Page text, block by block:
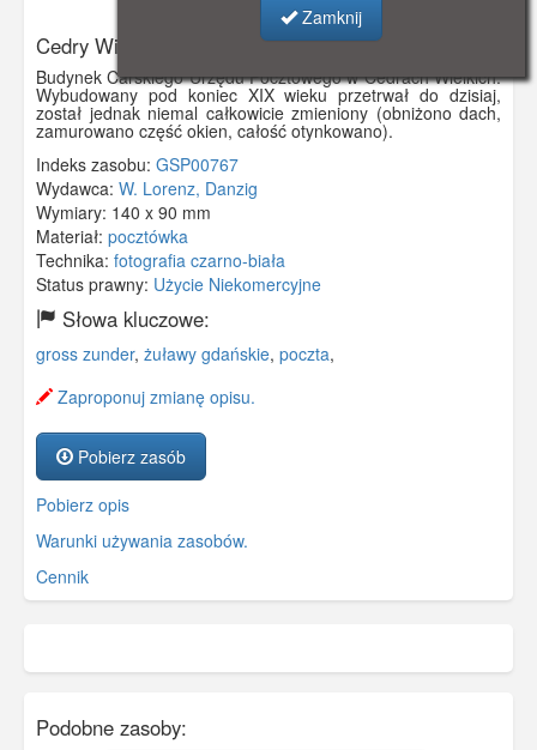
Cedry Wielkie
Budynek Carskiego Urzędu Pocztowego w Cedrach Wielkich.
Wybudowany pod koniec XIX wieku przetrwał do dzisiaj,
został jednak niemal całkowicie zmieniony (obniżono dach,
zamurowano część okien, całość otynkowano).
Indeks zasobu: GSP00767
Wydawca: W. Lorenz, Danzig
Wymiary: 140 x 90 mm
Materiał: pocztówka
Technika: fotografia czarno-biała
Status prawny: Użycie Niekomercyjne
Słowa kluczowe:
gross zunder, żuławy gdańskie, poczta,
Zaproponuj zmianę opisu.
Pobierz zasób
Pobierz opis
Warunki używania zasobów.
Cennik
Podobne zasoby:
Zamknij